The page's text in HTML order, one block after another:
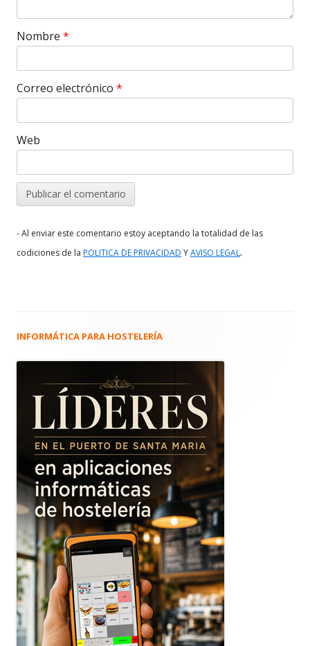
Nombre *
Correo electrónico *
Web
- Al enviar este comentario estoy aceptando la totalidad de las
codiciones de la POLITICA DE PRIVACIDAD YAVISO LEGAL.
Barra
principal
INFORMÁTICA PARA HOSTELERÍA